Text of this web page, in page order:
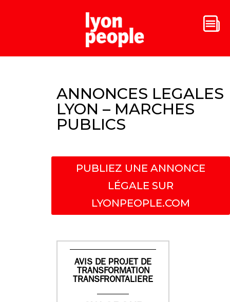
ANNONCES LEGALES
LYON – MARCHES
PUBLICS
PUBLIEZ UNE ANNONCE
LÉGALE SUR
LYONPEOPLE.COM
AVIS DE PROJET DE
TRANSFORMATION
TRANSFRONTALIERE